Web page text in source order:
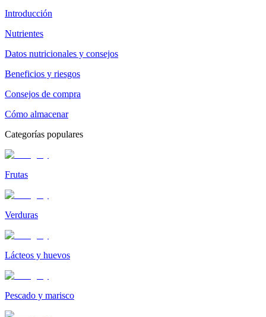
Introducción
Nutrientes
Datos nutricionales y consejos
Beneficios y riesgos
Consejos de compra
Cómo almacenar
Categorías populares
Frutas
Verduras
Lácteos y huevos
Pescado y marisco